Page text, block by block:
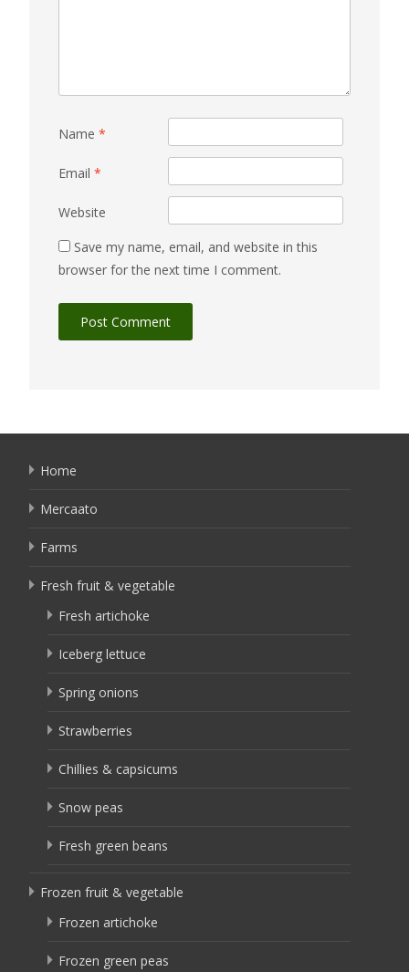
Name *
Email *
Website
Save my name, email, and website in this
browser for the next time I comment.
Home
Mercaato
Farms
Fresh fruit & vegetable
Fresh artichoke
Iceberg lettuce
Spring onions
Strawberries
Chillies & capsicums
Snow peas
Fresh green beans
Frozen fruit & vegetable
Frozen artichoke
Frozen green peas